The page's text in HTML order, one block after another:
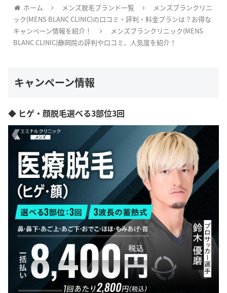
ホーム
メンズ脱毛ブランド一覧
メンズブランクリニ
ック(MENS BLANC CLINIC)の口コミ・評判・料金プランは？お得な
キャンペーン情報を紹介！
メンズブランクリニック(MENS
BLANC CLINIC)静岡院の評判や口コミ、人気度を紹介！
キャンペーン情報
◆ ヒゲ・顔脱毛選べる3部位3回